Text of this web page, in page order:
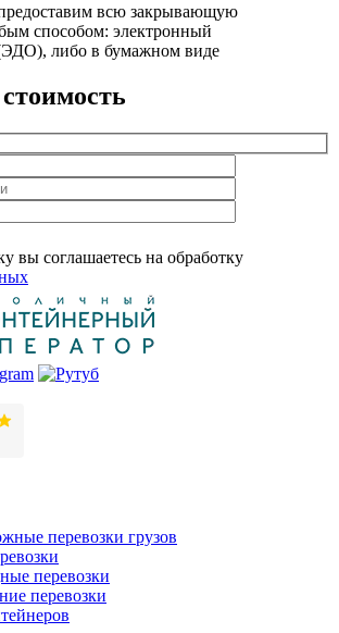
всю закрывающую
способом: электронный
либо в бумажном виде
вы соглашаетесь на обработку
перевозки грузов
перевозки
перевозки